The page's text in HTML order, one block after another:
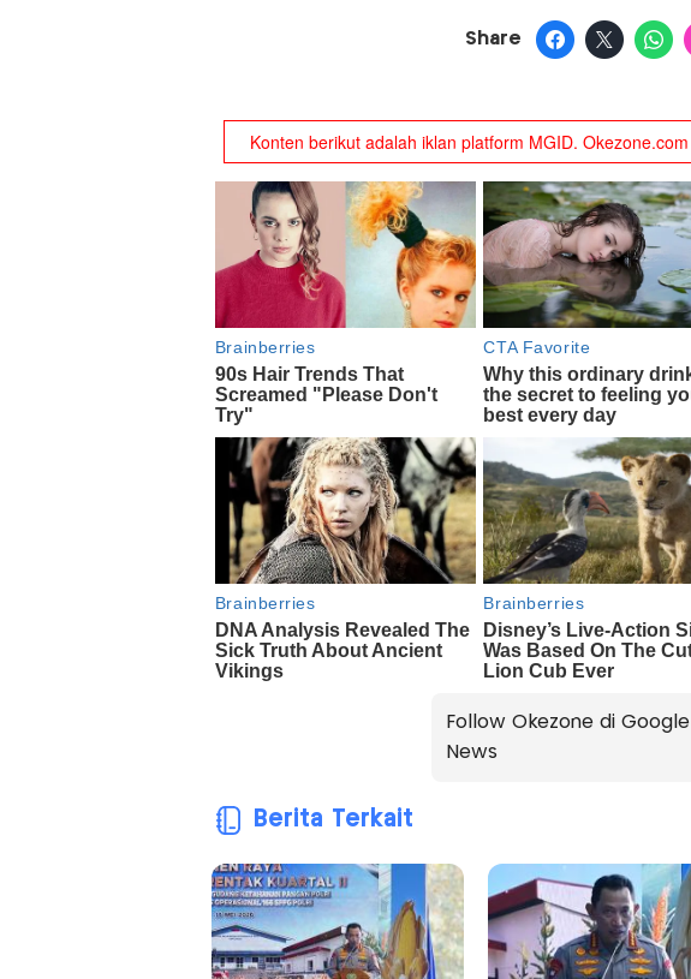
Share
Follow Okezone di Google
News
Berita Terkait